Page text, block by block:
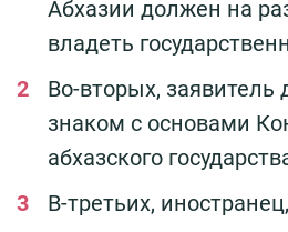
Абхазии должен на
владеть
Во-вторых,
знаком с основами
абхазского
В-третьих,